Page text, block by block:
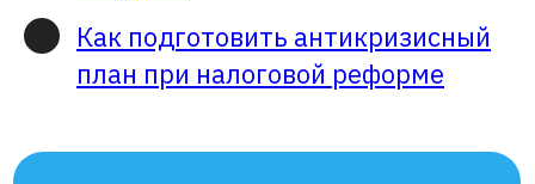
Как подготовить антикризисный
план при налоговой реформе